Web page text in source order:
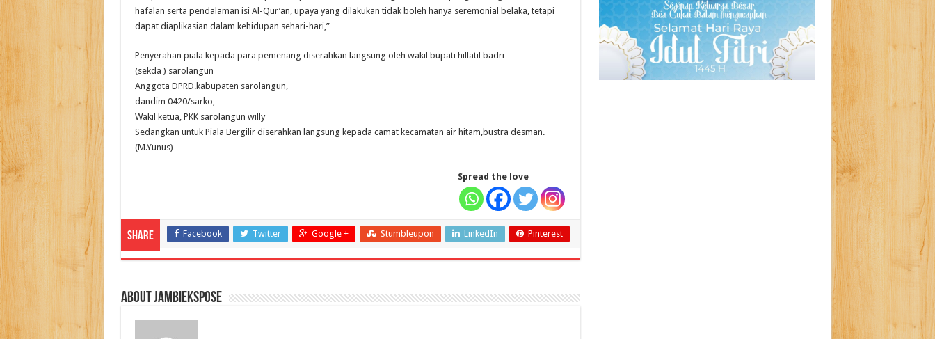
hafalan serta pendalaman isi Al-Qur’an, upaya yang dilakukan tidak boleh hanya seremonial belaka, tetapi
dapat diaplikasian dalam kehidupan sehari-hari,”
Penyerahan piala kepada para pemenang diserahkan langsung oleh wakil bupati hillatil badri
(sekda ) sarolangun
Anggota DPRD.kabupaten sarolangun,
dandim 0420/sarko,
Wakil ketua, PKK sarolangun willy
Sedangkan untuk Piala Bergilir diserahkan langsung kepada camat kecamatan air hitam,bustra desman.
(M.Yunus)
Spread the love
Share Facebook Twitter Google + Stumbleupon LinkedIn Pinterest
About jambiekspose